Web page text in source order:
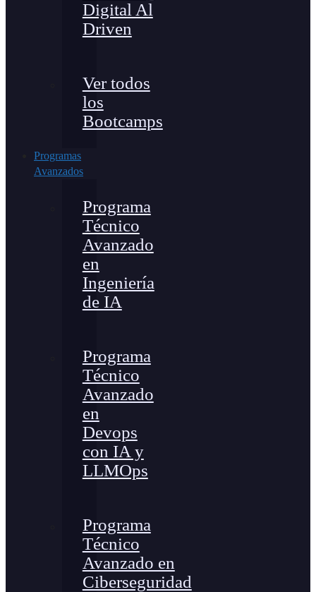
Digital Al
Driven
Ver todos
los
Bootcamps
Programas
Avanzados
Programa
Técnico
Avanzado
en
Ingeniería
de IA
Programa
Técnico
Avanzado
en
Devops
con IA y
LLMOps
Programa
Técnico
Avanzado en
Ciberseguridad